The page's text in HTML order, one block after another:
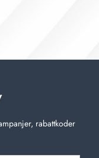
rabattkoder